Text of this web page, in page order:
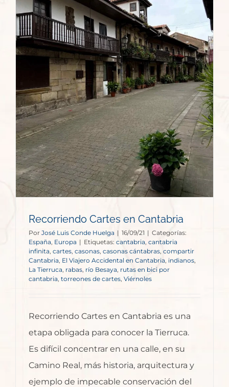
Recorriendo Cartes en Cantabria
Por José Luis Conde Huelga | 16/09/21 | Categorías:
España, Europa | Etiquetas: cantabria cantabria
infinita, cartes casonas, casonas cántabras, compartir
Cantabria El Viajero Accidental en Cantabria indianos,
La Tierruca, rabas río Besaya, rutas en bici por
cantabria, torreones de cartes, Viérnoles
Recorriendo Cartes en Cantabria es una
etapa obligada para conocer la Tierruca.
Es difícil concentrar en una calle, en su
Camino Real, más historia, arquitectura y
ejemplo de impecable conservación del